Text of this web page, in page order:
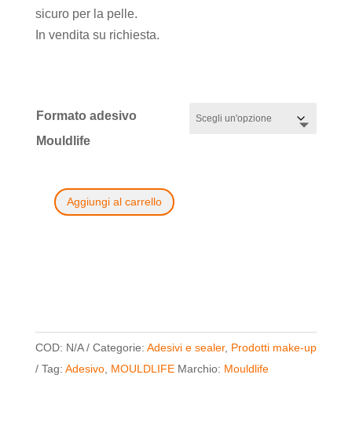
sicuro per la pelle.
In vendita su richiesta.
Formato adesivo
Mouldlife
Pros
Aggiungi al carrello
COD: N/A Categorie: Adesivi e sealer, Prodotti make-up
Tag: Adesivo, MOULDLIFE Marchio: Mouldlife